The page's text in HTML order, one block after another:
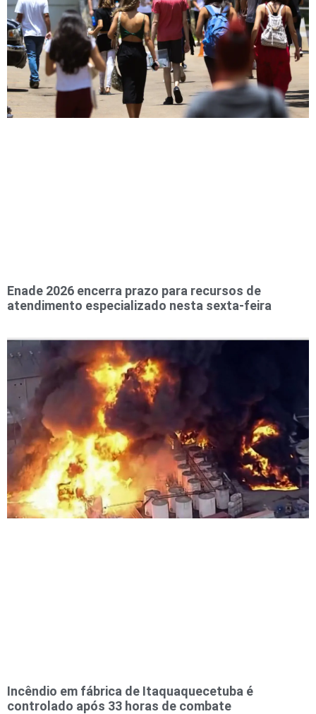
Enade 2026 encerra prazo para recursos de
atendimento especializado nesta sexta-feira
Incêndio em fábrica de Itaquaquecetuba é
controlado após 33 horas de combate